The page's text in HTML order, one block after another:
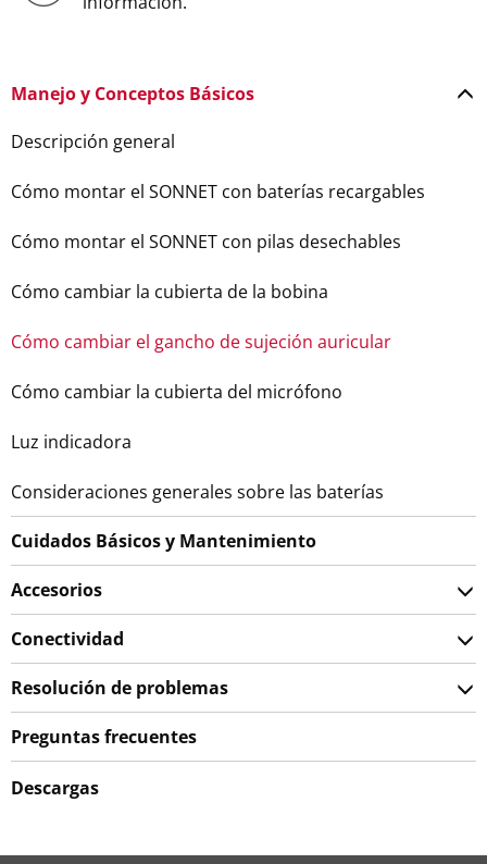
Manejo y Conceptos Básicos
Descripción general
Cómo montar el SONNET con baterías recargables
Cómo montar el SONNET con pilas desechables
Cómo cambiar la cubierta de la bobina
Cómo cambiar el gancho de sujeción auricular
Cómo cambiar la cubierta del micrófono
Luz indicadora
Consideraciones generales sobre las baterías
Cuidados Básicos y Mantenimiento
Accesorios
Conectividad
Resolución de problemas
Preguntas frecuentes
Descargas